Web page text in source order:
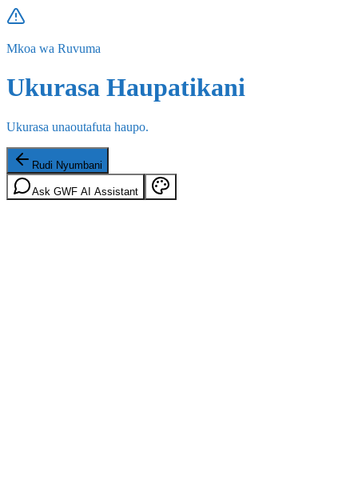
Mkoa wa Ruvuma
Ukurasa Haupatikani
Ukurasa unaoutafuta haupo.
Rudi Nyumbani
Ask GWF AI Assistant